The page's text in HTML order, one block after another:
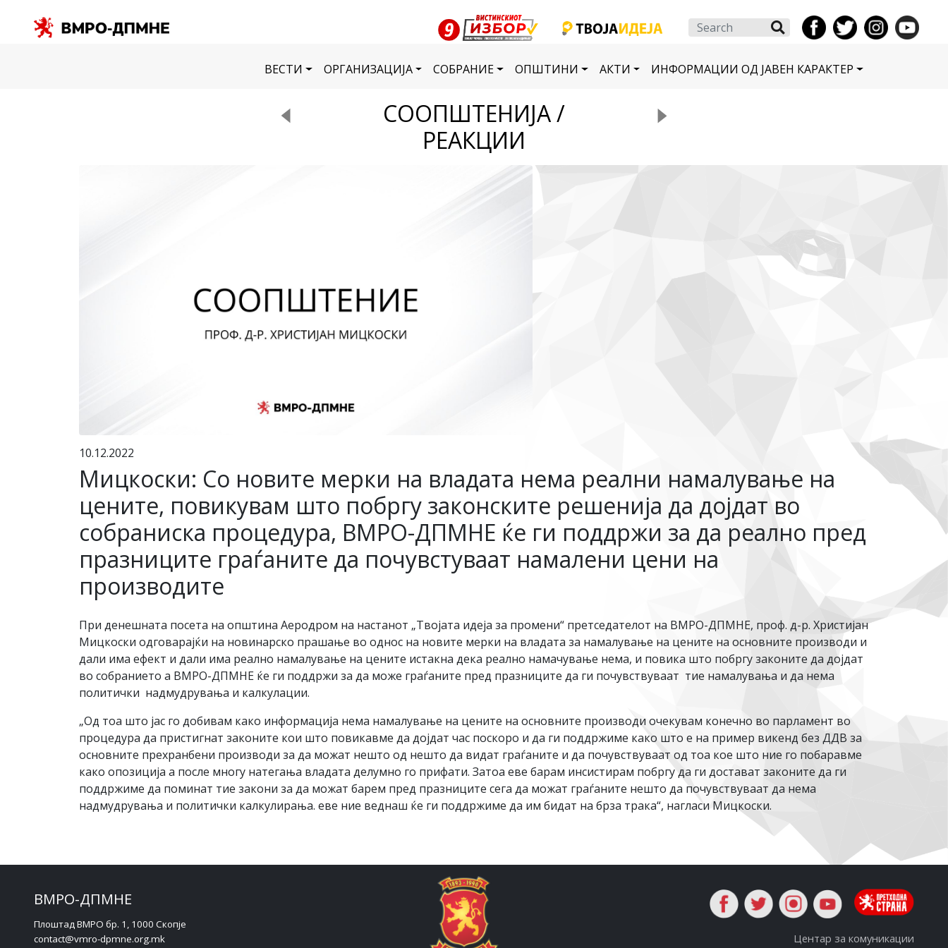
Search
ВЕСТИ ОРГАНИЗАЦИЈА СОБРАНИЕ ОПШТИНИ АКТИ ИНФОРМАЦИИ ОД ЈАВЕН КАРАКТЕР
СООПШТЕНИЈА /
РЕАКЦИИ
10.12.2022
Мицкоски: Со новите мерки на владата нема реални намалување на
цените, повикувам што побргу законските решенија да дојдат во
собраниска процедура, ВМРО-ДПМНЕ ќе ги поддржи за да реално пред
празниците граѓаните да почувстуваат намалени цени на
производите
При денешната посета на општина Аеродром на настанот „Твојата идеја за промени“ претседателот на ВМРО-ДПМНЕ, проф. д-р. Христијан
Мицкоски одговарајќи на новинарско прашање во однос на новите мерки на владата за намалување на цените на основните производи и
дали има ефект и дали има реално намалување на цените истакна дека реално намачување нема, и повика што побргу законите да дојдат
во собранието а ВМРО-ДПМНЕ ќе ги поддржи за да може граѓаните пред празниците да ги почувствуваат тие намалувања и да нема
политички надмудрувања и калкулации.
„Од тоа што јас го добивам како информација нема намалување на цените на основните производи очекувам конечно во парламент во
процедура да пристигнат законите кои што повикавме да дојдат час поскоро и да ги поддржиме како што е на пример викенд без ДДВ за
основните прехранбени производи за да можат нешто од нешто да видат граѓаните и да почувствуваат од тоа кое што ние го побаравме
како опозиција а после многу натегања владата делумно го прифати. Затоа еве барам инсистирам побргу да ги достават законите да ги
поддржиме да поминат тие закони за да можат барем пред празниците сега да можат граѓаните нешто да почувствуваат да нема
надмудрувања и политички калкулирања. еве ние веднаш ќе ги поддржиме да им бидат на брза трака“, нагласи Мицкоски.
ВМРО-ДПМНЕ
Плоштад ВМРО бр. 1, 1000 Скопје
contact@vmro-dpmne.org.mk
Центар за комуникации